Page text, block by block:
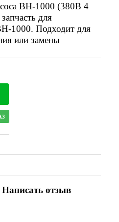
ВН-1000 (380В 4
для
1000. Подходит для
или замены
Написать отзыв